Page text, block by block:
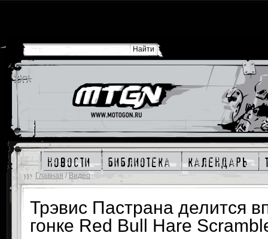
новости библиотека календарь
Главная / Видео
Трэвис Пастрана делится
гонке Red Bull Hare